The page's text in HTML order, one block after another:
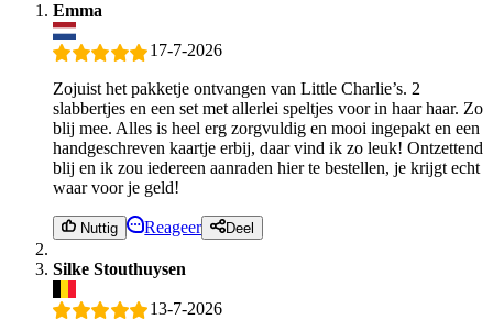
Emma
17-7-2026
Zojuist het pakketje ontvangen van Little Charlie’s. 2
slabbertjes en een set met allerlei speltjes voor in haar haar. Zo
blij mee. Alles is heel erg zorgvuldig en mooi ingepakt en een
handgeschreven kaartje erbij, daar vind ik zo leuk! Ontzettend
blij en ik zou iedereen aanraden hier te bestellen, je krijgt echt
waar voor je geld!
Nuttig Reageer Deel
Silke Stouthuysen
13-7-2026